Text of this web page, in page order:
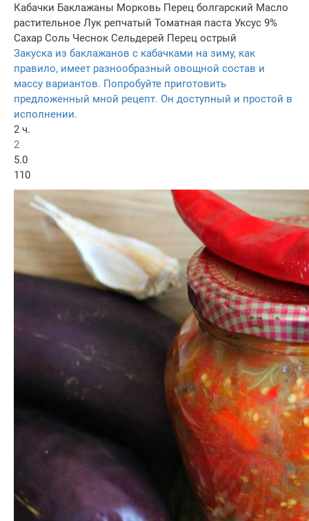
Кабачки Баклажаны Морковь Перец болгарский Масло
растительное Лук репчатый Томатная паста Уксус 9%
Сахар Соль Чеснок Сельдерей Перец острый
Закуска из баклажанов с кабачками на зиму, как
правило, имеет разнообразный овощной состав и
массу вариантов. Попробуйте приготовить
предложенный мной рецепт. Он доступный и простой в
исполнении.
2 ч.
2
5.0
110